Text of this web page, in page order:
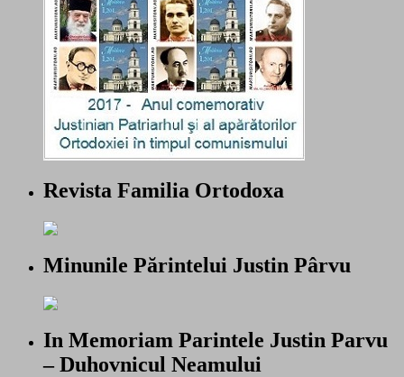
Revista Familia Ortodoxa
Minunile Părintelui Justin Pârvu
In Memoriam Parintele Justin Parvu
– Duhovnicul Neamului